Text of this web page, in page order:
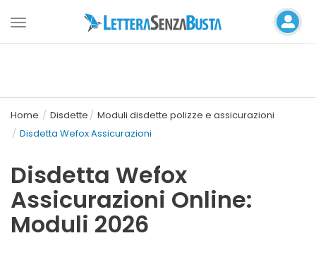
Toggle
Home Disdette
Moduli disdette polizze e assicurazioni
Disdetta Wefox Assicurazioni
Disdetta Wefox
Assicurazioni Online:
Moduli 2026